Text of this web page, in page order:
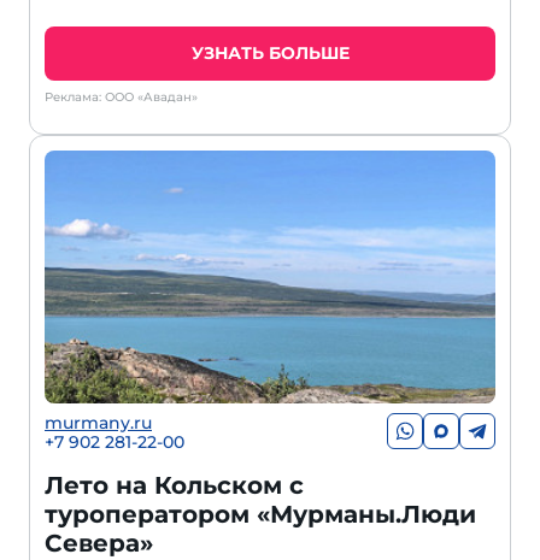
УЗНАТЬ БОЛЬШЕ
Реклама: ООО «Авадан»
murmany.ru
+7 902 281-22-00
Лето на Кольском с
туроператором «Мурманы.Люди
Севера»